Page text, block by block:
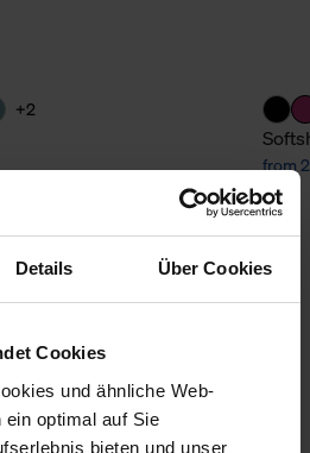
Details Über Cookies
Cookies
und ähnliche Web-
ein optimal auf Sie
bieten und unser
+2
from
Family business